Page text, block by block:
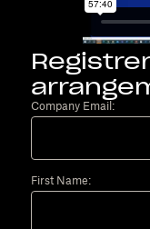
Company Email:
First Name: